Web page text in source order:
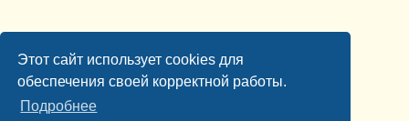
Этот сайт использует cookies для
обеспечения своей корректной работы.
Подробнее